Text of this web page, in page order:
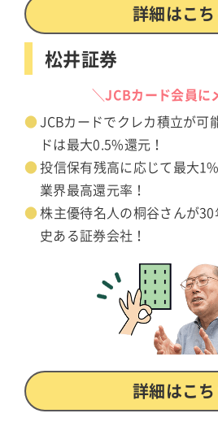
詳細はこ
松井証券
＼JCBカード会員に
JCBカードでクレカ積立が可
ドは最大0.5%還元！
投信保有残高に応じて最大
業界最高還元率！
株主優待名人の桐谷さんが
史ある証券会社！
詳細はこ